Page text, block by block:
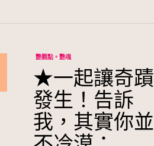
艷觀點。艷魂
★一起讓奇蹟
發生！告訴
我，其實你並